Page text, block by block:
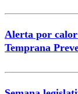
Alerta por
Temprana